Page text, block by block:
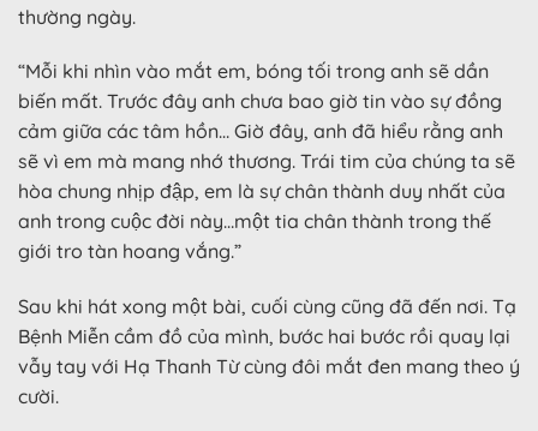
thường ngày.
“Mỗi khi nhìn vào mắt em, bóng tối trong anh sẽ dần
biến mất. Trước đây anh chưa bao giờ tin vào sự đồng
cảm giữa các tâm hồn… Giờ đây, anh đã hiểu rằng anh
sẽ vì em mà mang nhớ thương. Trái tim của chúng ta sẽ
hòa chung nhịp đập, em là sự chân thành duy nhất của
anh trong cuộc đời này…một tia chân thành trong thế
giới tro tàn hoang vắng.”
Sau khi hát xong một bài, cuối cùng cũng đã đến nơi. Tạ
Bệnh Miễn cầm đồ của mình, bước hai bước rồi quay lại
vẫy tay với Hạ Thanh Từ cùng đôi mắt đen mang theo ý
cười.